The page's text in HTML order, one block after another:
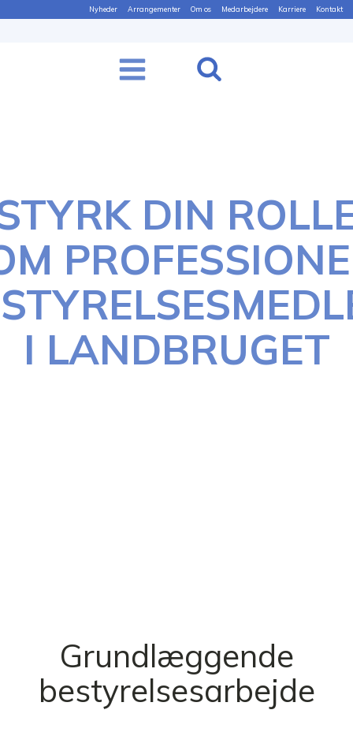
Nyheder Arrangementer Om os Medarbejdere Karriere Kontakt
DIN
I LANDBRUGET
Grundlæggende
bestyrelsesarbejde